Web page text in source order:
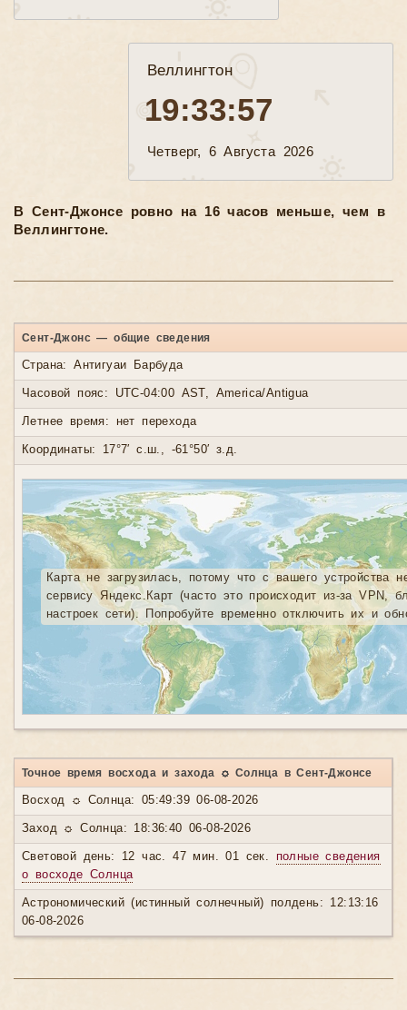
Веллингтон
19:33:59
Четверг, 6 Августа 2026
В Сент-Джонсе ровно на 16 часов меньше, чем в
Веллингтоне.
Сент-Джонс — общие сведения
Страна: Антигуаи Барбуда
Часовой пояс: UTC-04:00 AST, America/Antigua
Летнее время: нет перехода
Координаты: 17°7′ с.ш., -61°50′ з.д.
Карта не загрузилась, потому что с вашего устройства
сервису Яндекс.Карт (часто это происходит из-за VPN,
настроек сети). Попробуйте временно отключить их и
Точное время восхода и захода ☼ Солнца в Сент-Джонсе
Восход ☼ Солнца: 05:49:39 06-08-2026
Заход ☼ Солнца: 18:36:40 06-08-2026
Световой день: 12 час. 47 мин. 01 сек. полные сведения
о восходе Солнца
Астрономический (истинный солнечный) полдень: 12:13:16
06-08-2026